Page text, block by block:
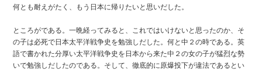
何とも耐えがたく、もう日本に帰りたいと思いだした。
ところがである。一晩経ってみると、これではいけないと思ったのか、そ
の子は必死で日本太平洋戦争史を勉強しだした。何と中２の時である。英
語で書かれた分厚い太平洋戦争史を日本から来た中２の女の子が猛烈な勢
いで勉強しだしたのである。そして、徹底的に原爆投下が違法であるとい